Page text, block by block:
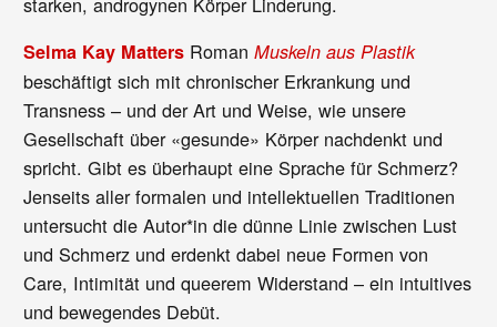
Selma Kay Matters RomanMuskeln aus Plastik
beschäftigt sich mit chronischer Erkrankung und
Transness – und der Art und Weise, wie unsere
Gesellschaft über «gesunde» Körper nachdenkt und
spricht. Gibt es überhaupt eine Sprache für Schmerz?
Jenseits aller formalen und intellektuellen Traditionen
untersucht die Autor*in die dünne Linie zwischen Lust
und Schmerz und erdenkt dabei neue Formen von
Care, Intimität und queerem Widerstand – ein intuitives
und bewegendes Debüt.